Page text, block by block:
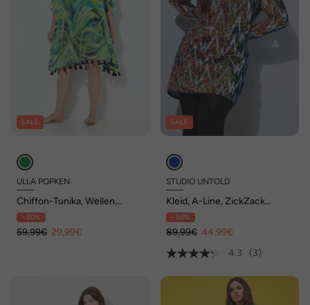
SALE
ULLA POPKEN
Chiffon-Tunika, Wellen,
Oversized, V-Ausschnitt,
Halbarm
- 50%
59,99€ 29,99€
SALE
STUDIO UNTOLD
Kleid, A-Line, ZickZack
Pailletten, Langarm
- 50%
89,99€ 44,99€
4.3
(3)